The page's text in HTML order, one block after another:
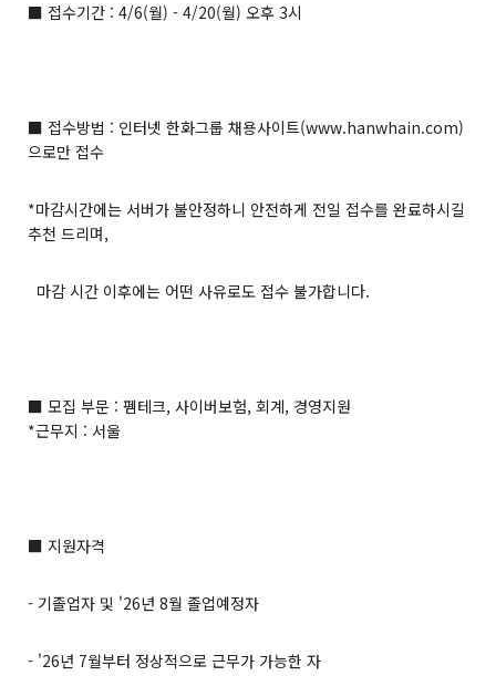
■ 접수기간 : 4/6(월) - 4/20(월) 오후 3시
■ 접수방법 : 인터넷 한화그룹 채용사이트(www.hanwhain.com)
으로만 접수
*마감시간에는 서버가 불안정하니 안전하게 전일 접수를 완료하시길
추천 드리며,
마감 시간 이후에는 어떤 사유로도 접수 불가합니다.
■ 모집 부문 : 펨테크, 사이버보험, 회계, 경영지원
*근무지 : 서울
■ 지원자격
- 기졸업자 및 '26년 8월 졸업예정자
- '26년 7월부터 정상적으로 근무가 가능한 자